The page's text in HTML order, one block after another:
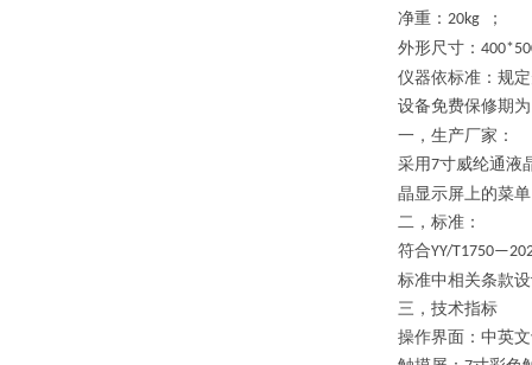
净重： 20kg
；
外形尺寸：
仪器依标准：规
设备免费保修期为
一， 生产厂家：
采用7寸威纶通液
晶显示屏上的菜
二， 标准：
符合YY/
标准中相关条款
三， 技术指标
操作界面 ： 中英